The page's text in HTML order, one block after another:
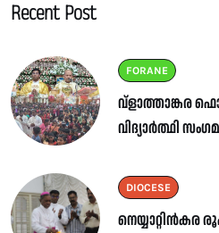
Recent Post
FORANE
വ്ളാത്താങ്കര
വിദ്യാർത്ഥി
DIOCESE
നെയ്യാറ്റിൻകര